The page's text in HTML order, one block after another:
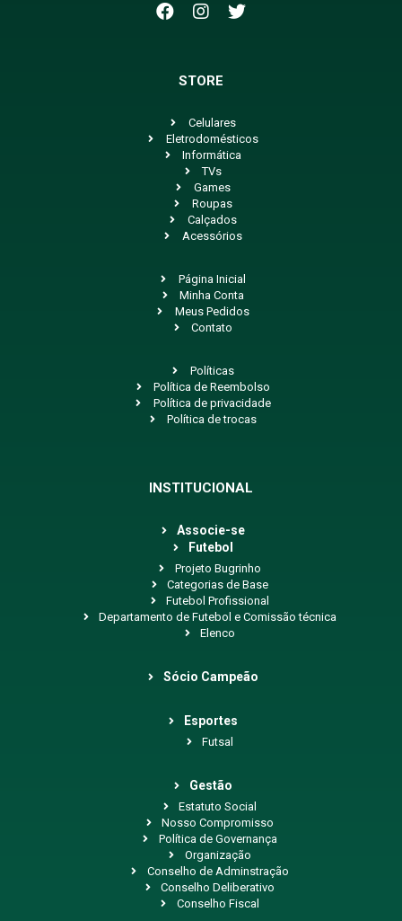
STORE
Celulares
Eletrodomésticos
Informática
TVs
Games
Roupas
Calçados
Acessórios
Página Inicial
Minha Conta
Meus Pedidos
Contato
Políticas
Política de Reembolso
Política de privacidade
Política de trocas
INSTITUCIONAL
Associe-se
Futebol
Projeto Bugrinho
Categorias de Base
Futebol Profissional
Departamento de Futebol e Comissão técnica
Elenco
Sócio Campeão
Esportes
Futsal
Gestão
Estatuto Social
Nosso Compromisso
Política de Governança
Organização
Conselho de Adminstração
Conselho Deliberativo
Conselho Fiscal